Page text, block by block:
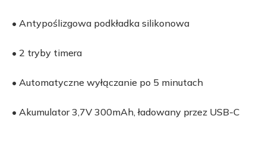
• Antypoślizgowa podkładka silikonowa
• 2 tryby timera
• Automatyczne wyłączanie po 5 minutach
• Akumulator 3,7V 300mAh, ładowany przez USB-C